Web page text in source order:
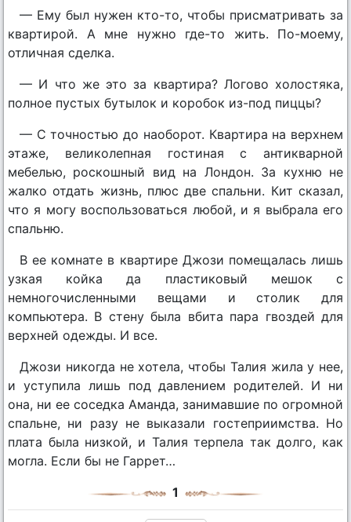
— Ему был нужен кто-то, чтобы присматривать за
квартирой. А мне нужно где-то жить. По-моему,
отличная сделка.
— И что же это за квартира? Логово холостяка,
полное пустых бутылок и коробок из-под пиццы?
— С точностью до наоборот. Квартира на верхнем
этаже, великолепная гостиная с антикварной
мебелью, роскошный вид на Лондон. За кухню не
жалко отдать жизнь, плюс две спальни. Кит сказал,
что я могу воспользоваться любой, и я выбрала его
спальню.
В ее комнате в квартире Джози помещалась лишь
узкая койка да пластиковый мешок с
немногочисленными вещами и столик для
компьютера. В стену была вбита пара гвоздей для
верхней одежды. И все.
Джози никогда не хотела, чтобы Талия жила у нее,
и уступила лишь под давлением родителей. И ни
она, ни ее соседка Аманда, занимавшие по огромной
спальне, ни разу не выказали гостеприимства. Но
плата была низкой, и Талия терпела так долго, как
могла. Если бы не Гаррет…
1